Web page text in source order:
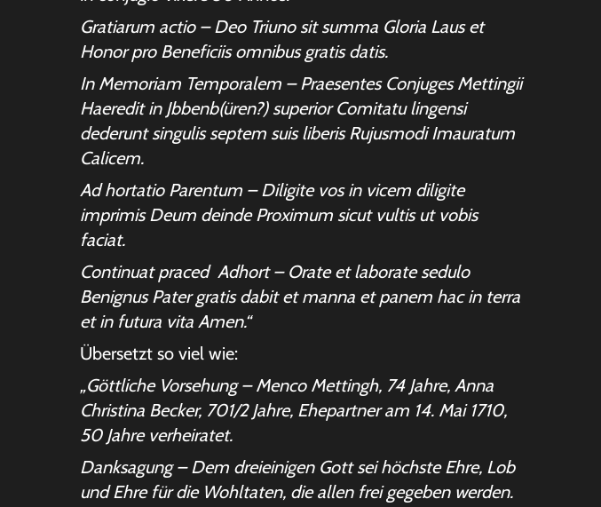
Gratiarum actio – Deo Triuno sit summa Gloria Laus et
Honor pro Beneficiis omnibus gratis datis.
In Memoriam Temporalem – Praesentes Conjuges Mettingii
Haeredit in Jbbenb(üren?) superior Comitatu lingensi
dederunt singulis septem suis liberis Rujusmodi Imauratum
Calicem.
Ad hortatio Parentum – Diligite vos in vicem diligite
imprimis Deum deinde Proximum sicut vultis ut vobis
faciat.
Continuat praced Adhort – Orate et laborate sedulo
Benignus Pater gratis dabit et manna et panem hac in terra
et in futura vita Amen.“
Übersetzt so viel wie:
„Göttliche Vorsehung – Menco Mettingh, 74 Jahre, Anna
Christina Becker, 701/2 Jahre, Ehepartner am 14. Mai 1710,
50 Jahre verheiratet.
Danksagung – Dem dreieinigen Gott sei höchste Ehre, Lob
und Ehre für die Wohltaten, die allen frei gegeben werden.